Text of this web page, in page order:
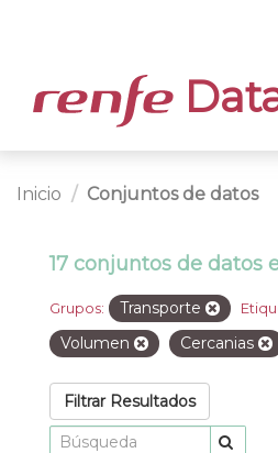
Inicio Conjuntos de datos
17 conjuntos de datos
Grupos: Transporte
Volumen
Cercanias
Filtrar Resultados